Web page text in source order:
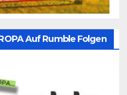
Auf Rumble Folgen